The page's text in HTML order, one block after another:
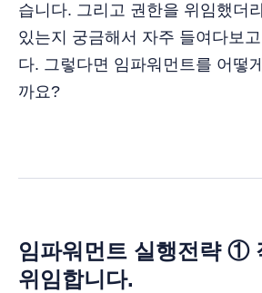
습니다. 그리고 권한을 위임했더
있는지 궁금해서 자주 들여다보
다. 그렇다면 임파워먼트를 어떻
까요?
임파워먼트 실행전략 ①
위임합니다.